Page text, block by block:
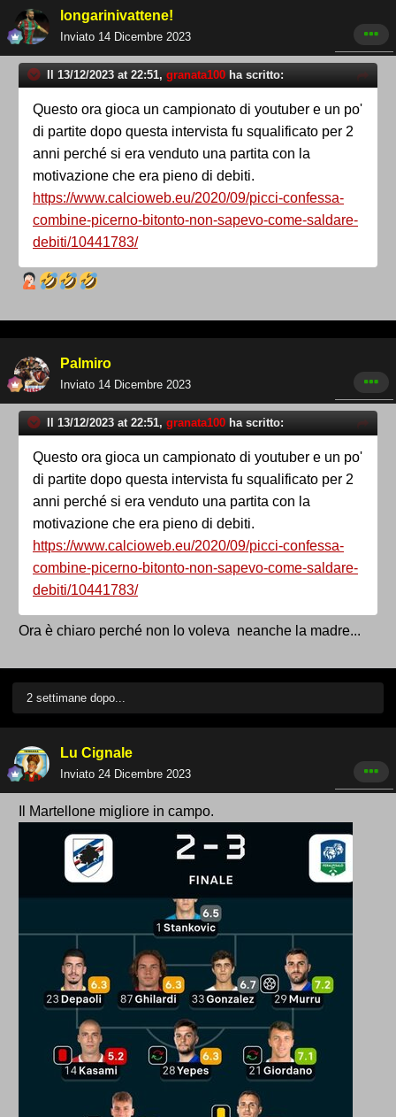
longarinivattene!
Inviato 14 Dicembre 2023
Il 13/12/2023 at 22:51, granata100 ha scritto:
Questo ora gioca un campionato di youtuber e un po'
di partite dopo questa intervista fu squalificato per 2
anni perché si era venduto una partita con la
motivazione che era pieno di debiti.
https://www.calcioweb.eu/2020/09/picci-confessa-
combine-picerno-bitonto-non-sapevo-come-saldare-
debiti/10441783/
Palmiro
Inviato 14 Dicembre 2023
Il 13/12/2023 at 22:51, granata100 ha scritto:
Questo ora gioca un campionato di youtuber e un po'
di partite dopo questa intervista fu squalificato per 2
anni perché si era venduto una partita con la
motivazione che era pieno di debiti.
https://www.calcioweb.eu/2020/09/picci-confessa-
combine-picerno-bitonto-non-sapevo-come-saldare-
debiti/10441783/
Ora è chiaro perché non lo voleva neanche la madre...
2 settimane dopo...
Lu Cignale
Inviato 24 Dicembre 2023
Il Martellone migliore in campo.